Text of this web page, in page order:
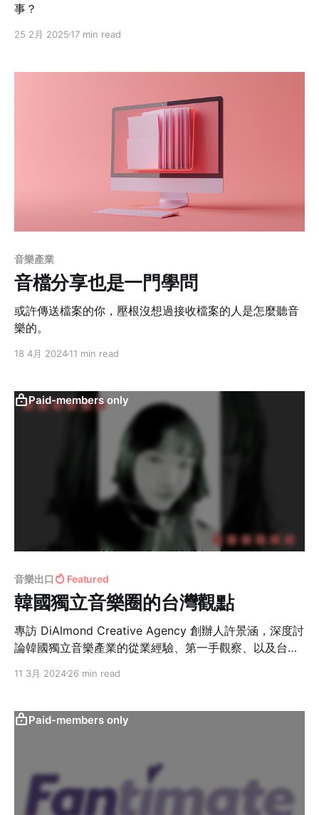
事？
25 2月 2025 17 min read
音樂產業
音檔分享也是一門學問
或許傳送檔案的你，壓根沒想過接收檔案的人是怎麼聽音
樂的。
18 4月 202411 min read
Paid-members only
音樂出口 Featured
韓國獨立音樂圈的台灣觀點
專訪 DiAlmond Creative Agency 創辦人許景涵，深度討
論韓國獨立音樂產業的從業經驗、第一手觀察、以及台灣
11 3月 202426 min read
Paid-members only